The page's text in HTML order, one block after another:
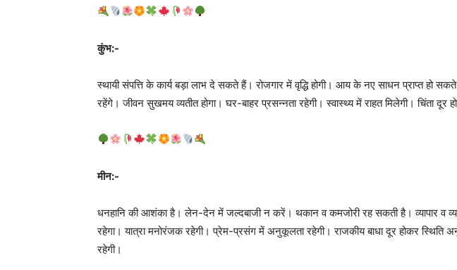
कुंभ:-
स्थायी संपत्ति के कार्य बड़ा लाभ दे सकते हैं। रोजगार में वृद्धि होगी। आय के नए साधन प्राप्त हो
रहेंगे। जीवन सुखमय व्यतीत होगा। घर-बाहर प्रसन्नता रहेगी। स्वास्थ्य में राहत मिलेगी। चिंता दूर
मीन:-
धनहानि की आशंका है। लेन-देन में जल्दबाजी न करें। थकान व कमजोरी रह सकती है। व्यापार व
रहेगा। यात्रा मनोरंजक रहेगी। प्रेम-प्रसंग में अनुकूलता रहेगी। राजकीय बाधा दूर होकर स्थिति
रहेगी।